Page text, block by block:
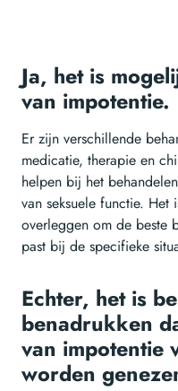
Ja, het is
van impotentie.
Er zijn verschillende
medicatie, therapie en
helpen bij het
van seksuele functie.
overleggen om de beste
past bij de specifieke
Echter, het is
benadrukken
van impotentie
worden